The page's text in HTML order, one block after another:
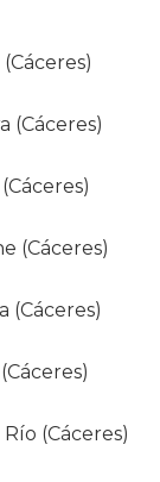
(Cáceres)
(Cáceres)
(Cáceres)
(Cáceres)